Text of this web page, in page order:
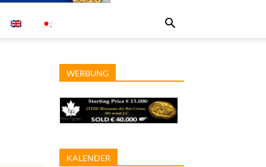
WERBUNG
KALENDER